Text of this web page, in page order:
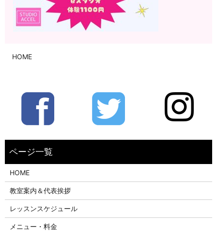
HOME
HOME
教室案内＆代表挨拶
レッスンスケジュール
メニュー・料金